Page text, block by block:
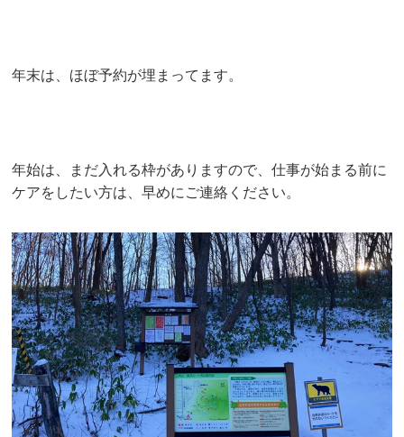
年末は、ほぼ予約が埋まってます。
年始は、まだ入れる枠がありますので、仕事が始まる前に
ケアをしたい方は、早めにご連絡ください。